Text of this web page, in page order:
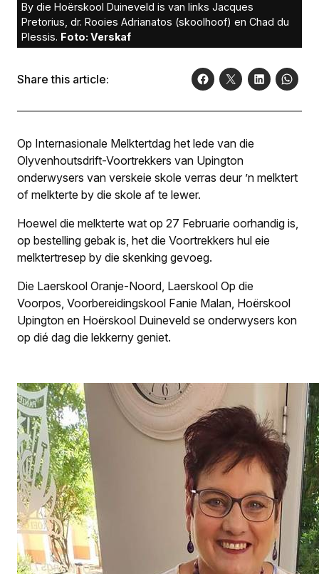
By die Hoërskool Duineveld is van links Jacques
Pretorius, dr. Rooies Adrianatos (skoolhoof) en Chad du
Plessis. Foto: Verskaf
Share this article:
Op Internasionale Melktertdag het lede van die
Olyvenhoutsdrift-Voortrekkers van Upington
onderwysers van verskeie skole verras deur ’n melktert
of melkterte by die skole af te lewer.
Hoewel die melkterte wat op 27 Februarie oorhandig is,
op bestelling gebak is, het die Voortrekkers hul eie
melktertresep by die skenking gevoeg.
Die Laerskool Oranje-Noord, Laerskool Op die
Voorpos, Voorbereidingskool Fanie Malan, Hoërskool
Upington en Hoërskool Duineveld se onderwysers kon
op dié dag die lekkerny geniet.